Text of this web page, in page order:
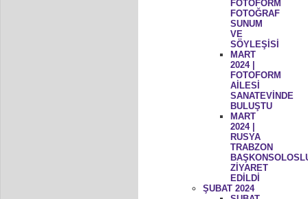
FOTOFORM
FOTOĞRAF
SUNUM
VE
SÖYLEŞİSİ
MART
2024 |
FOTOFORM
AİLESİ
SANATEVİNDE
BULUŞTU
MART
2024 |
RUSYA
TRABZON
ZİYARET
EDİLDİ
ŞUBAT 2024